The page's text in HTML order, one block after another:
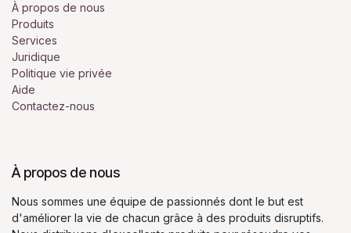
À propos de nous
Produits
Services
Juridique
Politique vie privée
Aide
Contactez-nous
À propos de nous
Nous sommes une équipe de passionnés dont le but est
d'améliorer la vie de chacun grâce à des produits disruptifs.